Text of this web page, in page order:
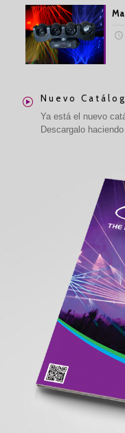
Nuevo
Ya está el nuevo
Descargalo haciendo